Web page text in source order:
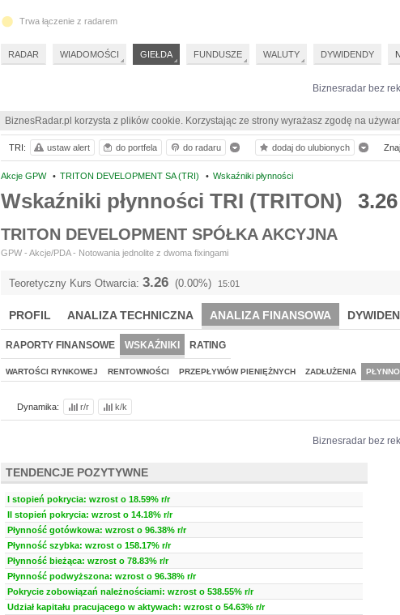
Biznesradar bez
BiznesRadar.pl korzysta z plików cookie. Korzystając ze strony wyrażasz zgodę na
Akcje GPW • TRITON DEVELOPMENT SA (TRI) • Wskaźniki płynności
Wskaźniki płynności TRI (TRITON) 3.26
TRITON DEVELOPMENT SPÓŁKA AKCYJNA
GPW - Akcje/PDA - Notowania jednolite z dwoma fixingami
Teoretyczny Kurs Otwarcia: 3.26 (0.00%) 15:01
PROFIL ANALIZA TECHNICZNA ANALIZA FINANSOWA
RAPORTY FINANSOWE WSKAŹNIKI RATING
WARTOŚCI RYNKOWEJ RENTOWNOŚCI PRZEPŁYWÓW PIENIĘŻNYCH ZADŁUŻENIA
Dynamika: r/r k/k
Biznesradar bez
TENDENCJE POZYTYWNE
I stopień pokrycia: wzrost o 18.59% r/r
II stopień pokrycia: wzrost o 14.18% r/r
Płynność gotówkowa: wzrost o 96.38% r/r
Płynność szybka: wzrost o 158.17% r/r
Płynność bieżąca: wzrost o 78.83% r/r
Płynność podwyższona: wzrost o 96.38% r/r
Pokrycie zobowiązań należnościami: wzrost o 538.55% r/r
Udział kapitału pracującego w aktywach: wzrost o 54.63% r/r
TRI: ustaw alert do portfela do radaru dodaj do ulubionych
15
Trwa łączenie z radarem
RADAR WIADOMOŚCI GIEŁDA FUNDUSZE WALUTY DYWIDENDY